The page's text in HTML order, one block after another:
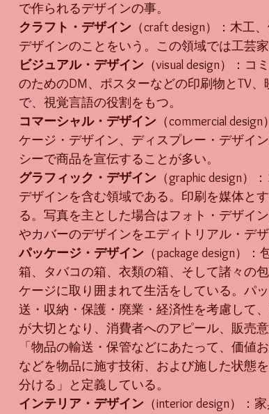
で作られるデザインの事。
クラフト・デザイン （craft design）：木工
デザインのことをいう。この領域では工芸
ビジュアル・デザイン （visual design）：
のためのDM、ポスターなどの印刷物とTV
で、視覚言語の役割をもつ。
コマーシャル・デザイン （commercial
ケージ・デザイン、ディスプレー・デザイ
シーで商品を宣伝することが多い。
グラフィック・デザイン （graphic design
デザインを含む領域である。印刷を媒体と
る。写真を主とした場合はフォト・デザイ
やカバーのデザインをエディトリアル・デザ
パッケージ・デザイン （package design）
箱、タバコの箱、衣類の箱、そして諸々の
ケージに取り囲まれて生活をしている。パ
送・収納・保護・廃業・経済性を考慮して
が大切となり、消費者へのアピール、販売
「物品の輸送・保管などにあたって、価値
などを物品に施す技術、および施した状態
分ける」と定義している。
インテリア・デザイン （interior design）：